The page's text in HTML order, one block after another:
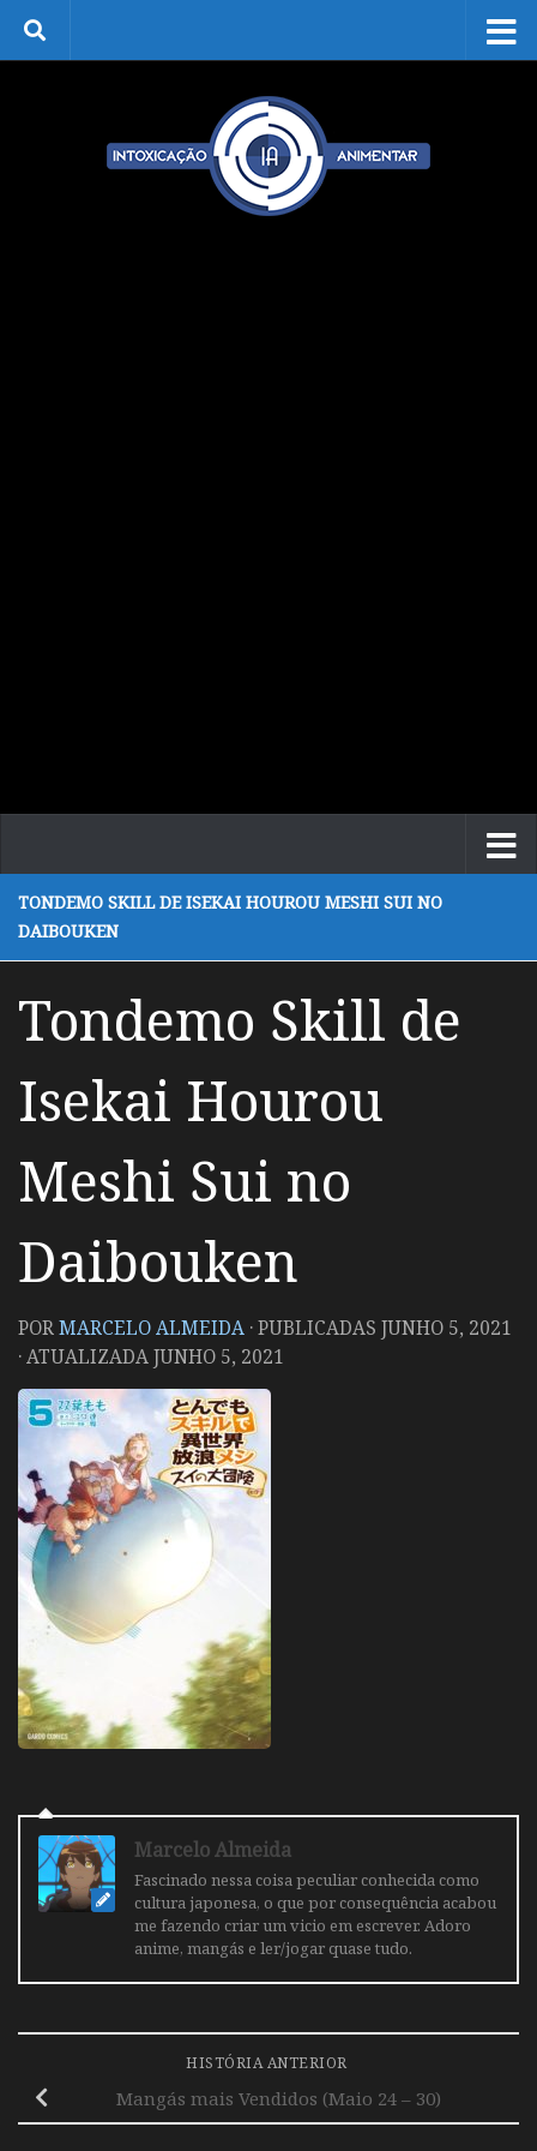
Skip to content
TONDEMO SKILL DE ISEKAI HOUROU MESHI SUI NO
DAIBOUKEN
Tondemo Skill de
Isekai Hourou
Meshi Sui no
Daibouken
PORMARCELO ALMEIDA · PUBLICADAS JUNHO 5, 2021
· ATUALIZADAJUNHO 5, 2021
Marcelo Almeida
Fascinado nessa coisa peculiar conhecida como
cultura japonesa, o que por consequência acabou
me fazendo criar um vicio em escrever. Adoro
anime, mangás e ler/jogar quase tudo.
HISTÓRIA ANTERIOR
Mangás mais Vendidos (Maio 24 – 30)